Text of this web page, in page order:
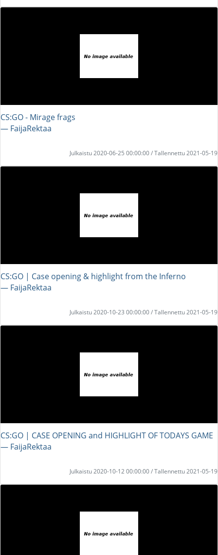
CS:GO - Mirage frags
― FaijaRektaa
Julkaistu 2020-06-25 00:00:00 / Tallennettu 2021-05-19
CS:GO | Case opening & highlight from the Inferno
― FaijaRektaa
Julkaistu 2020-10-23 00:00:00 / Tallennettu 2021-05-19
CS:GO | CASE OPENING and HIGHLIGHT OF TODAYS GAME
― FaijaRektaa
Julkaistu 2020-10-12 00:00:00 / Tallennettu 2021-05-19